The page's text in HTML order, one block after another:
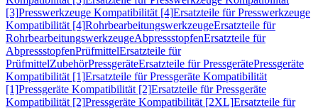
[3]Presswerkzeuge Kompatibilität [4]Ersatzteile für Presswerkzeuge
Kompatibilität [4]RohrbearbeitungswerkzeugeErsatzteile für
RohrbearbeitungswerkzeugeAbpressstopfenErsatzteile für
AbpressstopfenPrüfmittelErsatzteile für
PrüfmittelZubehörPressgeräteErsatzteile für PressgerätePressgeräte
Kompatibilität [1]Ersatzteile für Pressgeräte Kompatibilität
[1]Pressgeräte Kompatibilität [2]Ersatzteile für Pressgeräte
Kompatibilität [2]Pressgeräte Kompatibilität [2XL]Ersatzteile für